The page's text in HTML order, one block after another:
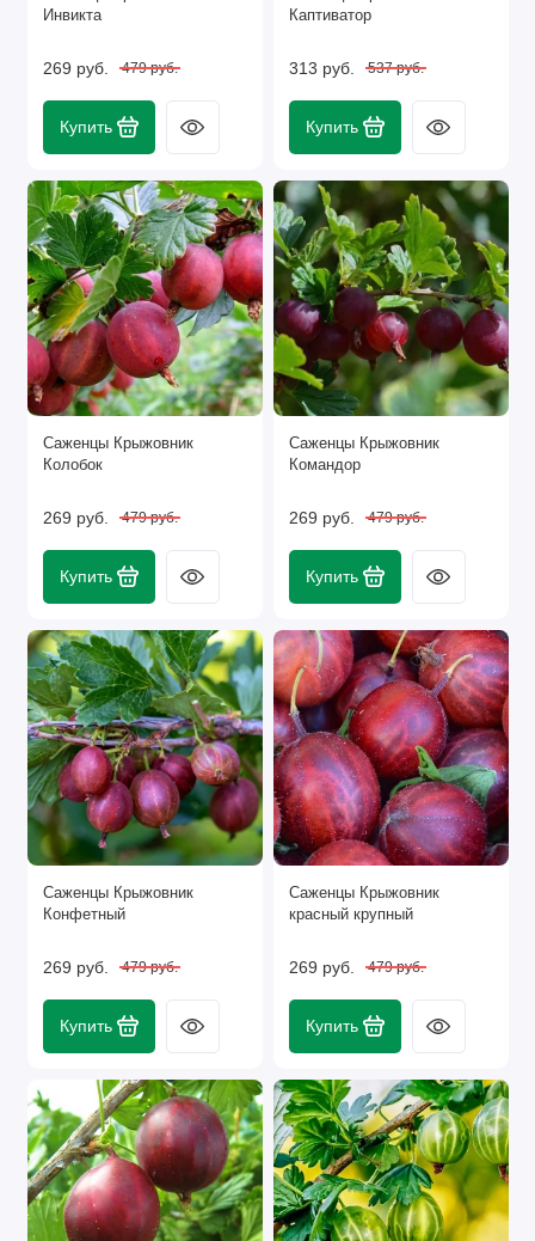
Инвикта
269 руб. 479 руб.
Купить
Каптиватор
313 руб. 537 руб.
Купить
Саженцы Крыжовник
Колобок
269 руб. 479 руб.
Купить
Саженцы Крыжовник
Командор
269 руб. 479 руб.
Купить
Саженцы Крыжовник
Конфетный
269 руб. 479 руб.
Купить
Саженцы Крыжовник
красный крупный
269 руб. 479 руб.
Купить